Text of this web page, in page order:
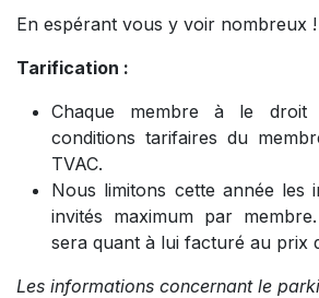
En espérant vous y voir nombreux !
Tarification :
Chaque membre à le
conditions tarifaires du
TVAC.
Nous limitons cette année les
invités maximum par
sera quant à lui facturé au prix
Les informations concernant le